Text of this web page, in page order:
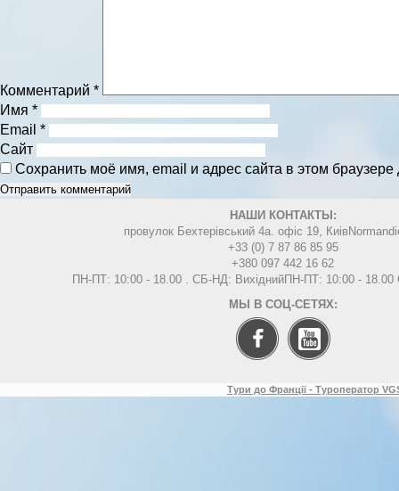
Комментарий *
Имя *
Email *
Сайт
Сохранить моё имя, email и адрес сайта в этом
НАШИ КОНТАКТЫ:
провулок Бехтерівський 4а. офіс 19, Киів
+33 (0) 7 87 86 85 95
+380 097 442 16 62
ПН-ПТ: 10:00 - 18.00 . СБ-НД: ВихіднийПН-ПТ: 10:00 -
МЫ В СОЦ-СЕТЯХ:
Тури до Франції - Туроператор